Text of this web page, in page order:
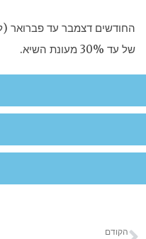
החודשים דצמבר עד פברואר
של עד 30% מעונת השיא.
הקודם